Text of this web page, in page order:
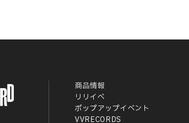
商品情報
リリイベ
ポップアップイベント
VVRECORDS